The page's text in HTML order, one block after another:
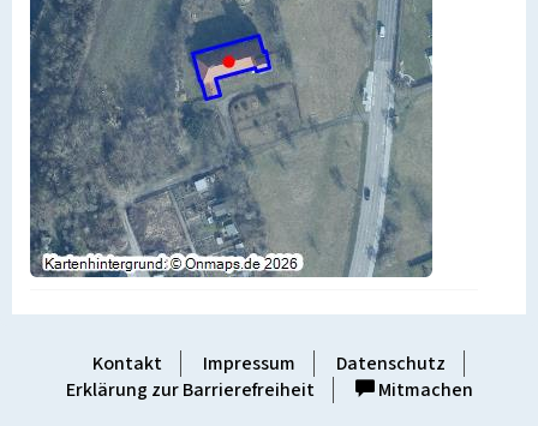
Kontakt Impressum
Datenschutz
Erklärung zur Barrierefreiheit
Mitmachen